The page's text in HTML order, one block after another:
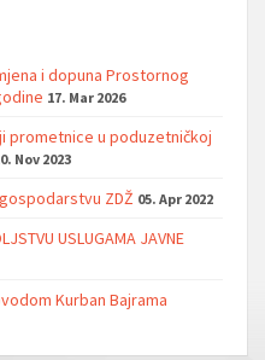
i dopuna Prostornog
17. Mar 2026
prometnice u poduzetničkoj
Nov 2023
ZDŽ 05. Apr 2022
USLUGAMA JAVNE
Kurban Bajrama